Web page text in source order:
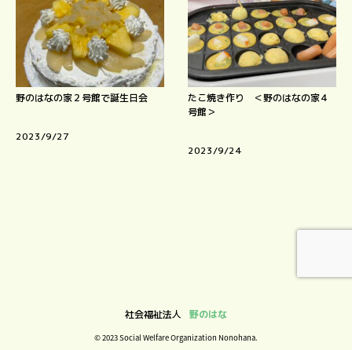
野のはなの家２号館で誕生日会
2023/9/27
たこ焼き作り ＜野のはなの家４
号館＞
2023/9/24
社会福祉法人 野のはな
© 2023 Social Welfare Organization Nonohana.